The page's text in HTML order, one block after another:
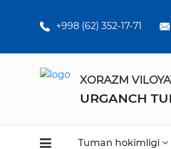
+998 (62) 352-17-71
XORAZM
URGANCH
Tuman hokimligi
o'rta ta'lim
maktabklar
Kasb-hunar
kollejlari